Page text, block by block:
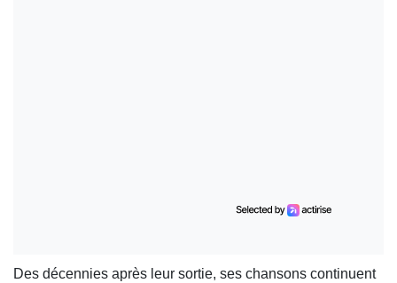
Des décennies après leur sortie, ses chansons continuent